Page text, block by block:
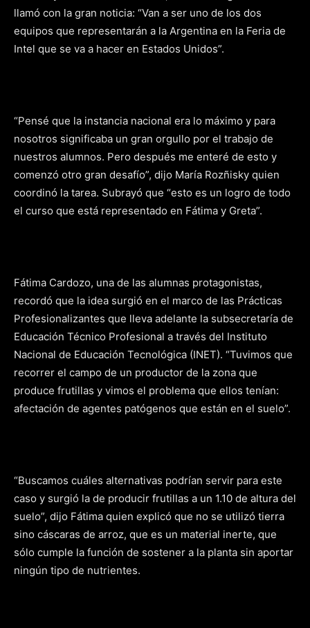
llamó con la gran noticia: “Van a ser uno de los dos
equipos que representarán a la Argentina en la Feria de
Intel que se va a hacer en Estados Unidos”.
“Pensé que la instancia nacional era lo máximo y para
nosotros significaba un gran orgullo por el trabajo de
nuestros alumnos. Pero después me enteré de esto y
comenzó otro gran desafío”, dijo María Rozñisky quien
coordinó la tarea. Subrayó que “esto es un logro de todo
el curso que está representado en Fátima y Greta”.
Fátima Cardozo, una de las alumnas protagonistas,
recordó que la idea surgió en el marco de las Prácticas
Profesionalizantes que lleva adelante la subsecretaría de
Educación Técnico Profesional a través del Instituto
Nacional de Educación Tecnológica (INET). “Tuvimos que
recorrer el campo de un productor de la zona que
produce frutillas y vimos el problema que ellos tenían:
afectación de agentes patógenos que están en el suelo”.
“Buscamos cuáles alternativas podrían servir para este
caso y surgió la de producir frutillas a un 1.10 de altura del
suelo”, dijo Fátima quien explicó que no se utilizó tierra
sino cáscaras de arroz, que es un material inerte, que
sólo cumple la función de sostener a la planta sin aportar
ningún tipo de nutrientes.